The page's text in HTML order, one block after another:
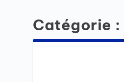
Catégorie :